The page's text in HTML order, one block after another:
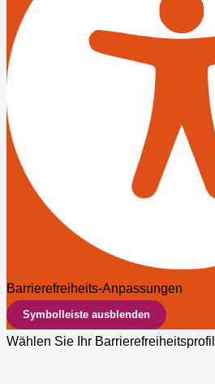
Barrierefreiheits-Anpassungen
Symbolleiste ausblenden
Wählen Sie Ihr Barrierefreiheitsprofil